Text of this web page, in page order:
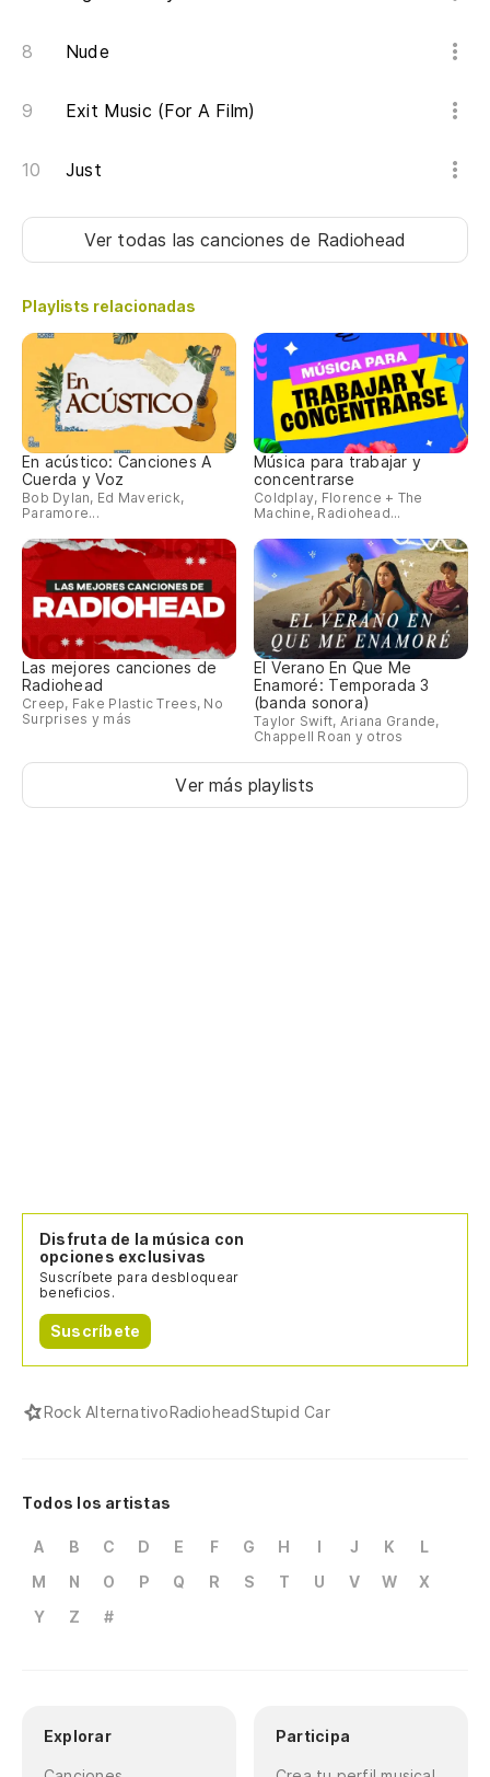
Nude
Exit Music (For A Film)
Just
Ver todas las cancionesde Radiohead
Playlists relacionadas
En acústico: Canciones A
Cuerda y Voz
Bob Dylan, Ed Maverick,
Paramore...
Música para trabajar y
concentrarse
Coldplay, Florence + The
Machine, Radiohead...
Las mejores canciones de
Radiohead
Creep, Fake Plastic Trees, No
Surprises y más
El Verano En Que Me
Enamoré: Temporada 3
(banda sonora)
Taylor Swift, Ariana Grande,
Chappell Roan y otros
Ver más playlists
Disfruta de la música con
opciones exclusivas
Suscríbete para desbloquear
beneficios.
Suscríbete
Rock AlternativoRadioheadStupid Car
Todos los artistas
A B C D E F G H I J K
L
M
N O P Q R S T U V W
X
Y
Z #
Explorar Participa